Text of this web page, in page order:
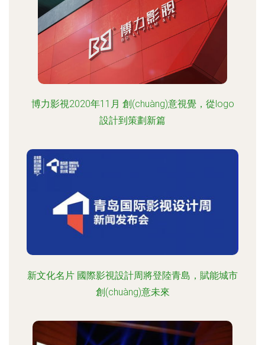
博力影視2020年11月 創(chuàng)意視覺，從logo
設計到策劃新篇
新文化名片 國際影視設計周將登陸青島，賦能城市
創(chuàng)意未來